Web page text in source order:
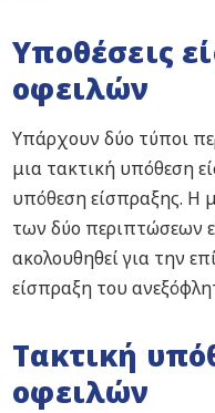
Υποθέσεις
οφειλών
Υπάρχουν δύο τύποι
μια τακτική υπόθεση
υπόθεση είσπραξης. Η
των δύο περιπτώσεων
ακολουθηθεί για την
είσπραξη του
Τακτική
οφειλών